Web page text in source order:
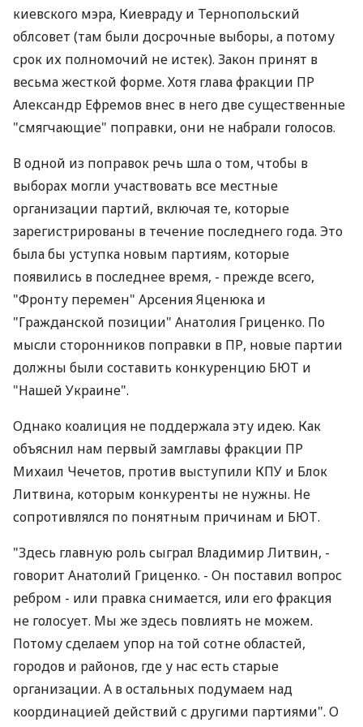
киевского мэра, Киевраду и Тернопольский
облсовет (там были досрочные выборы, а потому
срок их полномочий не истек). Закон принят в
весьма жесткой форме. Хотя глава фракции ПР
Александр Ефремов внес в него две существенные
"смягчающие" поправки, они не набрали голосов.
В одной из поправок речь шла о том, чтобы в
выборах могли участвовать все местные
организации партий, включая те, которые
зарегистрированы в течение последнего года. Это
была бы уступка новым партиям, которые
появились в последнее время, - прежде всего,
"Фронту перемен" Арсения Яценюка и
"Гражданской позиции" Анатолия Гриценко. По
мысли сторонников поправки в ПР, новые партии
должны были составить конкуренцию БЮТ и
"Нашей Украине".
Однако коалиция не поддержала эту идею. Как
объяснил нам первый замглавы фракции ПР
Михаил Чечетов, против выступили КПУ и Блок
Литвина, которым конкуренты не нужны. Не
сопротивлялся по понятным причинам и БЮТ.
"Здесь главную роль сыграл Владимир Литвин, -
говорит Анатолий Гриценко. - Он поставил вопрос
ребром - или правка снимается, или его фракция
не голосует. Мы же здесь повлиять не можем.
Потому сделаем упор на той сотне областей,
городов и районов, где у нас есть старые
организации. А в остальных подумаем над
координацией действий с другими партиями". О